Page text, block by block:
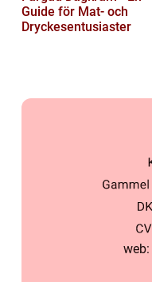
Guide för Mat- och
Dryckesentusiaster
web: